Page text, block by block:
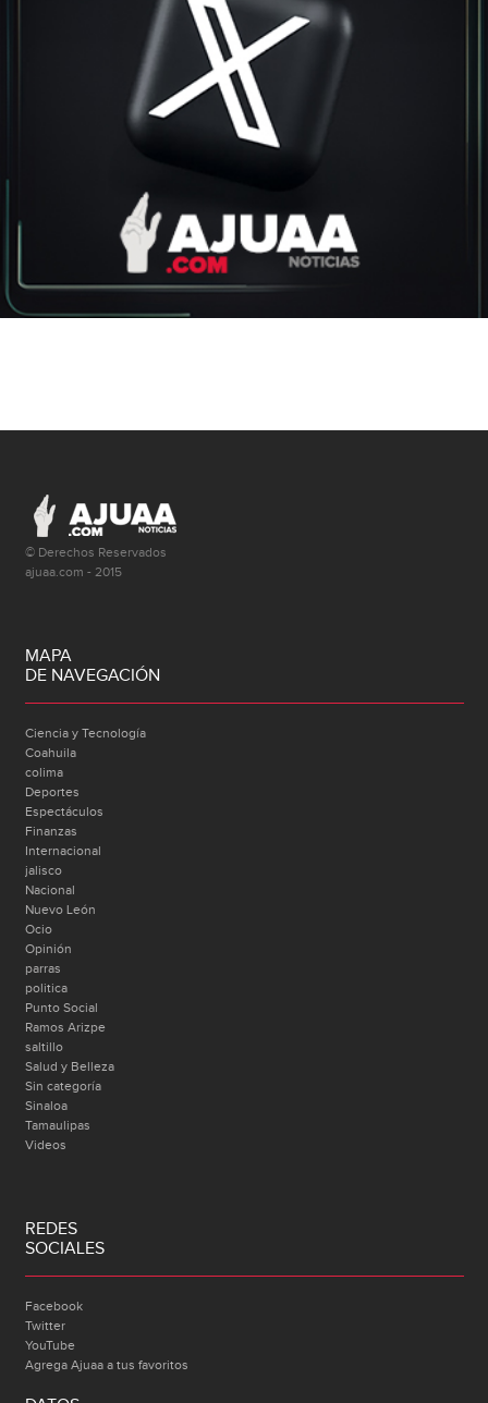
© Derechos Reservados
ajuaa.com - 2015
MAPA
DE NAVEGACIÓN
Ciencia y Tecnología
Coahuila
colima
Deportes
Espectáculos
Finanzas
Internacional
jalisco
Nacional
Nuevo León
Ocio
Opinión
parras
politica
Punto Social
Ramos Arizpe
saltillo
Salud y Belleza
Sin categoría
Sinaloa
Tamaulipas
Videos
REDES
SOCIALES
Facebook
Twitter
YouTube
Agrega Ajuaa a tus favoritos